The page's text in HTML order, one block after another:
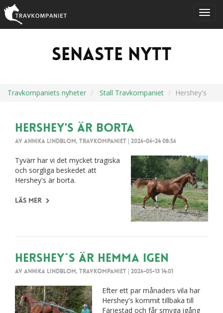
Senaste nytt
Travkompaniets nyheter Stall Travkompaniet Hershey's
Hershey's är borta
Av Annika Lindblom, Travkompaniet | 2026-06-24 08:56
Tyvärr har vi det mycket tragiska
och sorgliga beskedet att
Hershey's är borta.
Läs mer
Hershey´s är hemma igen
Av Annika Lindblom, Travkompaniet | 2026-05-13 14:01
Efter ett par månaders vila har
Hershey's kommit tillbaka till
Färjestad och får smyga igång